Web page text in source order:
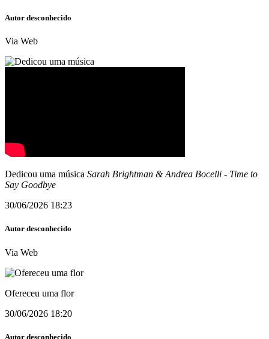
Autor desconhecido
Via Web
Dedicou uma música Sarah Brightman & Andrea Bocelli - Time to
Say Goodbye
30/06/2026 18:23
Autor desconhecido
Via Web
Ofereceu uma flor
30/06/2026 18:20
Autor desconhecido